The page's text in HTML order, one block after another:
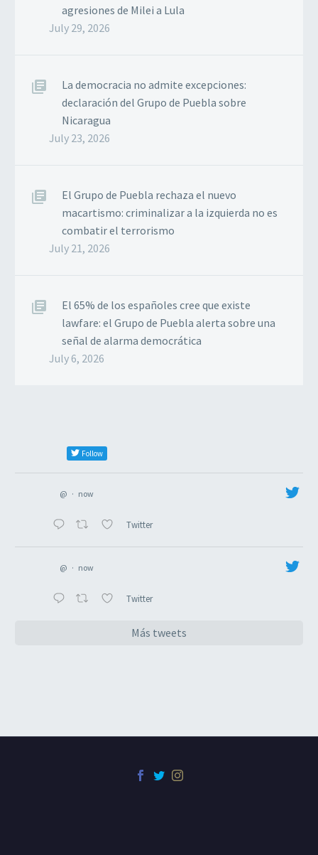
agresiones de Milei a Lula
July 29, 2026
La democracia no admite excepciones:
declaración del Grupo de Puebla sobre
Nicaragua
July 23, 2026
El Grupo de Puebla rechaza el nuevo
macartismo: criminalizar a la izquierda no es
combatir el terrorismo
July 21, 2026
El 65% de los españoles cree que existe
lawfare: el Grupo de Puebla alerta sobre una
señal de alarma democrática
July 6, 2026
Follow
@ · now
Twitter
@ · now
Twitter
Más tweets